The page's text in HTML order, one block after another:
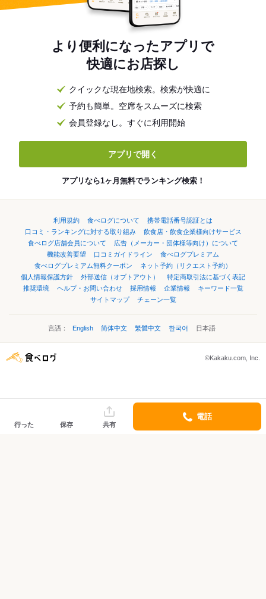
より便利になったアプリで
快適にお店探し
クイックな現在地検索。検索が快適に
予約も簡単。空席をスムーズに検索
会員登録なし。すぐに利用開始
アプリで開く
アプリなら1ヶ月無料でランキング検索！
利用規約 食べログについて
携帯電話番号認証とは
口コミ・ランキングに対する取り組み
飲食店・飲食企業様向けサービス
食べログ店舗会員について
広告（メーカー・団体様等向け）について
機能改善要望
口コミガイドライン
食べログプレミアム
食べログプレミアム無料クーポン
ネット予約（リクエスト予約）
個人情報保護方針
外部送信（オプトアウト）
特定商取引法に基づく表記
推奨環境
ヘルプ・お問い合わせ 採用情報 企業情報
キーワード一覧
サイトマップ
チェーン一覧
言語： English 简体中文 繁體中文 한국어 日本語
©Kakaku.com, Inc.
行った 保存 共有
電話